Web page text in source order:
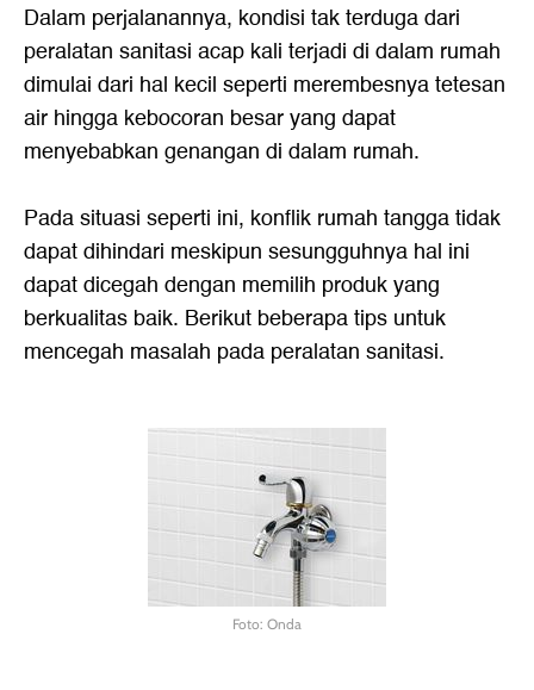
Dalam perjalanannya, kondisi tak terduga dari
peralatan sanitasi acap kali terjadi di dalam rumah
dimulai dari hal kecil seperti merembesnya tetesan
air hingga kebocoran besar yang dapat
menyebabkan genangan di dalam rumah.
Pada situasi seperti ini, konflik rumah tangga tidak
dapat dihindari meskipun sesungguhnya hal ini
dapat dicegah dengan memilih produk yang
berkualitas baik. Berikut beberapa tips untuk
mencegah masalah pada peralatan sanitasi.
Foto: Onda